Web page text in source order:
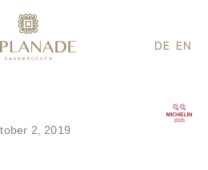
DE EN
2, 2019